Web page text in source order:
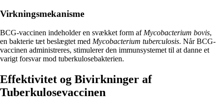
Virkningsmekanisme
BCG-vaccinen indeholder en svækket form af Mycobacterium bovis,
en bakterie tæt beslægtet med Mycobacterium tuberculosis. Når BCG-
vaccinen administreres, stimulerer den immunsystemet til at danne et
varigt forsvar mod tuberkulosebakterien.
Effektivitet og Bivirkninger af
Tuberkulosevaccinen